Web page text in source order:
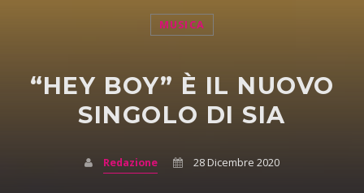
MUSICA
“HEY BOY” È IL NUOVO
SINGOLO DI SIA
Redazione 28 Dicembre 2020